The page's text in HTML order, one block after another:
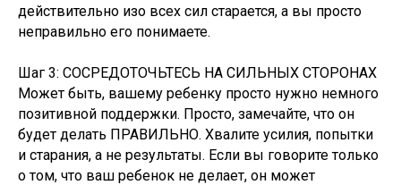
действительно изо всех сил старается, а вы просто
неправильно его понимаете.
Шаг 3: СОСРЕДОТОЧЬТЕСЬ НА СИЛЬНЫХ СТОРОНАХ
Может быть, вашему ребенку просто нужно немного
позитивной поддержки. Просто, замечайте, что он
будет делать ПРАВИЛЬНО. Хвалите усилия, попытки
и старания, а не результаты. Если вы говорите только
о том, что ваш ребенок не делает, он может